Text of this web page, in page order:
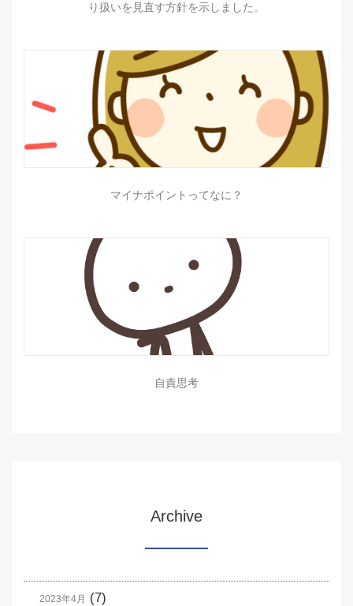
り扱いを見直す方針を示しました。
マイナポイントってなに？
自責思考
Archive
2023年4月 (7)